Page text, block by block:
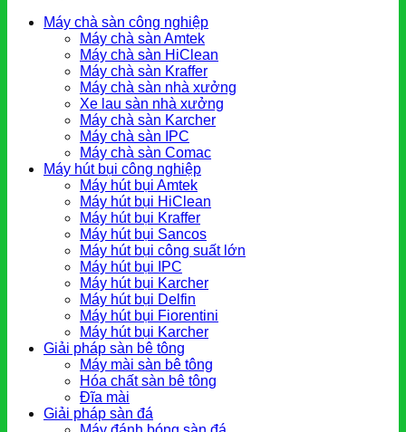
Máy chà sàn công nghiệp
Máy chà sàn Amtek
Máy chà sàn HiClean
Máy chà sàn Kraffer
Máy chà sàn nhà xưởng
Xe lau sàn nhà xưởng
Máy chà sàn Karcher
Máy chà sàn IPC
Máy chà sàn Comac
Máy hút bụi công nghiệp
Máy hút bụi Amtek
Máy hút bụi HiClean
Máy hút bụi Kraffer
Máy hút bụi Sancos
Máy hút bụi công suất lớn
Máy hút bụi IPC
Máy hút bụi Karcher
Máy hút bụi Delfin
Máy hút bụi Fiorentini
Máy hút bụi Karcher
Giải pháp sàn bê tông
Máy mài sàn bê tông
Hóa chất sàn bê tông
Đĩa mài
Giải pháp sàn đá